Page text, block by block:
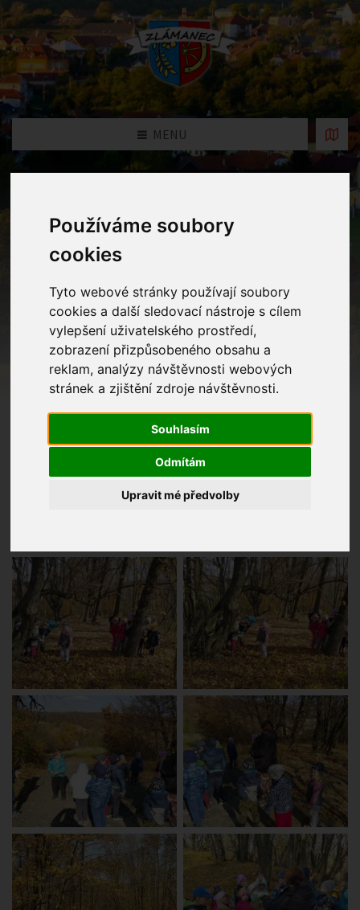
Používáme soubory
cookies
Tyto webové stránky používají soubory
cookies a další sledovací nástroje s cílem
vylepšení uživatelského prostředí,
zobrazení přizpůsobeného obsahu a
reklam, analýzy návštěvnosti webových
stránek a zjištění zdroje návštěvnosti.
Souhlasím
Odmítám
Upravit mé předvolby
MENU
Fotogalerie